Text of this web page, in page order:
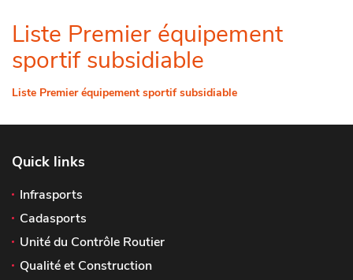
Liste Premier équipement
sportif subsidiable
Liste Premier équipement sportif subsidiable
Quick links
Infrasports
Cadasports
Unité du Contrôle Routier
Qualité et Construction